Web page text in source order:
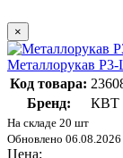
×
Металлорукав
Код товара:
Бренд:
КВТ
На складе 20 шт
Обновлено 06.08.2026
Цена: